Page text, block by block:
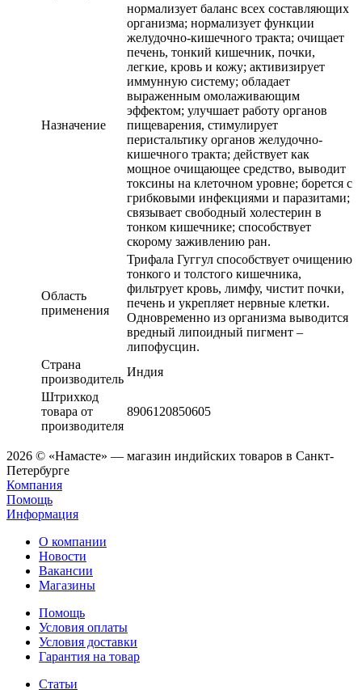
Назначение
нормализует баланс всех составляющих
организма; нормализует функции
желудочно-кишечного тракта; очищает
печень, тонкий кишечник, почки,
легкие, кровь и кожу; активизирует
иммунную систему; обладает
выраженным омолаживающим
эффектом; улучшает работу органов
пищеварения, стимулирует
перистальтику органов желудочно-
кишечного тракта; действует как
мощное очищающее средство, выводит
токсины на клеточном уровне; борется с
грибковыми инфекциями и паразитами;
связывает свободный холестерин в
тонком кишечнике; ​способствует
скорому заживлению ран.
Область
применения
Трифала Гуггул способствует очищению
тонкого и толстого кишечника,
фильтрует кровь, лимфу, чистит почки,
печень и укрепляет нервные клетки.
Одновременно из организма выводится
вредный липоидный пигмент –
липофусцин.
Страна
производитель
Индия
Штрихкод
товара от
производителя
8906120850605
2026 © «Намасте» — магазин индийских товаров в Санкт-
Петербурге
Компания
Помощь
Информация
О компании
Новости
Вакансии
Магазины
Помощь
Условия оплаты
Условия доставки
Гарантия на товар
Статьи